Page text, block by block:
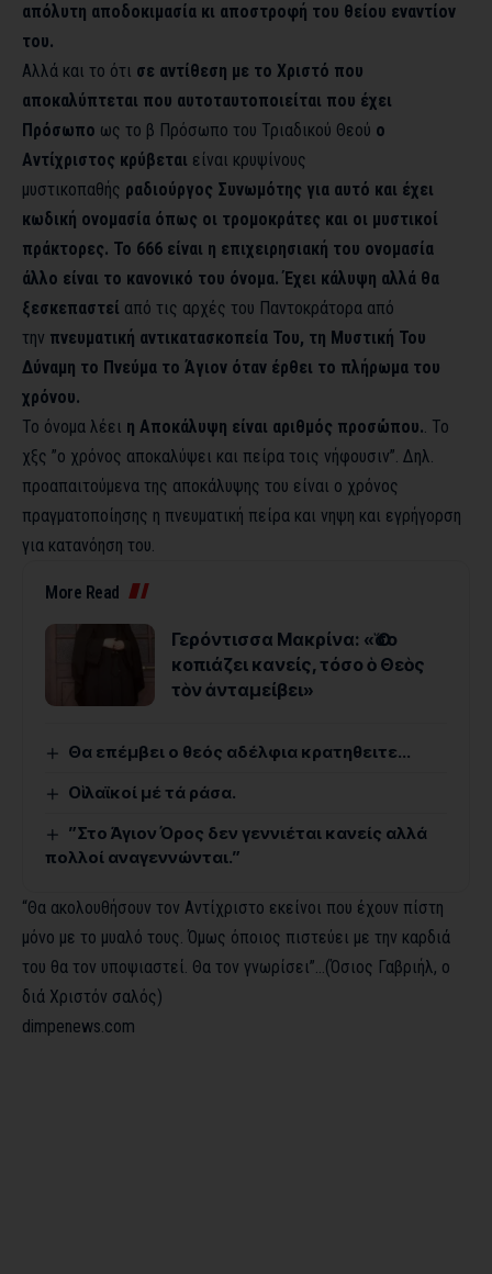
απόλυτη αποδοκιμασία κι αποστροφή του θείου εναντίον
του.
Αλλά και το ότι σε αντίθεση με το Χριστό που
αποκαλύπτεται που αυτοταυτοποιείται που έχει
Πρόσωπο ως το β Πρόσωπο του Τριαδικού Θεού ο
Αντίχριστος κρύβεται είναι κρυψίνους
μυστικοπαθής ραδιούργος Συνωμότης για αυτό και έχει
κωδική ονομασία όπως οι τρομοκράτες και οι μυστικοί
πράκτορες. Το 666 είναι η επιχειρησιακή του ονομασία
άλλο είναι το κανονικό του όνομα. Έχει κάλυψη αλλά θα
ξεσκεπαστεί από τις αρχές του Παντοκράτορα από
την πνευματική αντικατασκοπεία Του, τη Μυστική Του
Δύναμη το Πνεύμα το Άγιον όταν έρθει το πλήρωμα του
χρόνου.
Το όνομα λέει η Αποκάλυψη είναι αριθμός προσώπου.. Το
χξς ”ο χρόνος αποκαλύψει και πείρα τοις νήφουσιν”. Δηλ.
προαπαιτούμενα της αποκάλυψης του είναι ο χρόνος
πραγματοποίησης η πνευματική πείρα και νηψη και εγρήγορση
για κατανόηση του.
More Read
Γερόντισσα Μακρίνα: «Ὅσο
κοπιάζει κανείς, τόσο ὁ Θεὸς
τὸν ἀνταμείβει»
Θα επέμβει ο θεός αδέλφια κρατηθειτε…
Οἱ λαϊκοί μέ τά ράσα.
”Στο Άγιον Όρος δεν γεννιέται κανείς αλλά
πολλοί αναγεννώνται.”
“Θα ακολουθήσουν τον Αντίχριστο εκείνοι που έχουν πίστη
μόνο με το μυαλό τους. Όμως όποιος πιστεύει με την καρδιά
του θα τον υποψιαστεί. Θα τον γνωρίσει”…(Όσιος Γαβριήλ, ο
διά Χριστόν σαλός)
dimpenews.com